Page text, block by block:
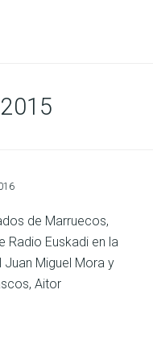
de Marruecos,
Radio Euskadi en la
Miguel Mora y
Aitor